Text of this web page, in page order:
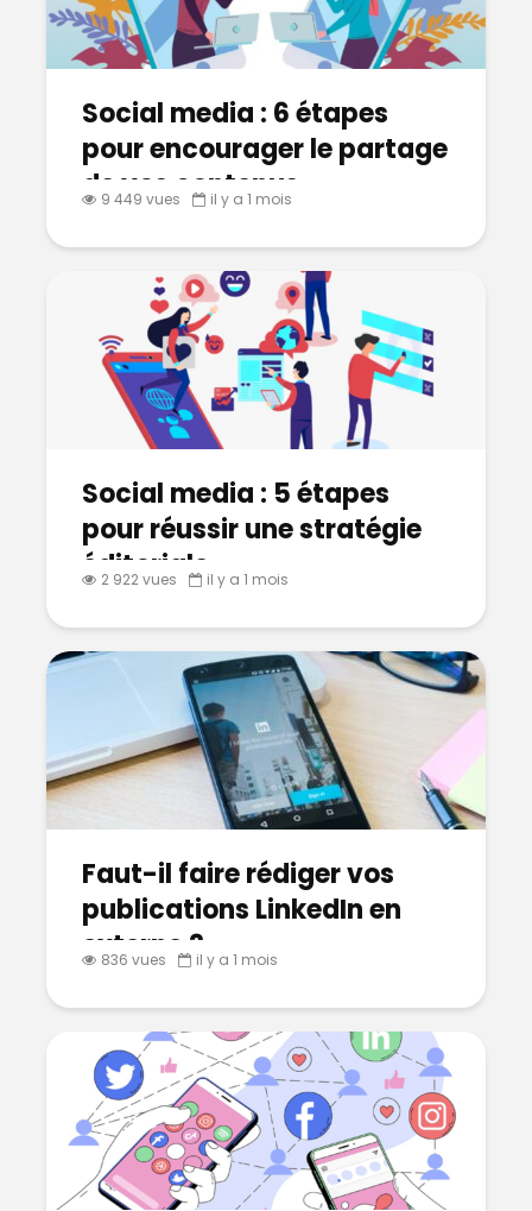
Social media : 6 étapes
pour encourager le partage
de vos contenus
9 449 vues il y a 1 mois
Social media : 5 étapes
pour réussir une stratégie
éditoriale
2 922 vues il y a 1 mois
Faut-il faire rédiger vos
publications LinkedIn en
externe ?
836 vues il y a 1 mois